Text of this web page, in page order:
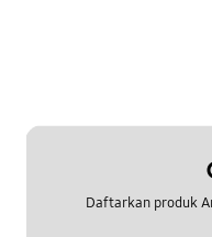
Daftarkan produk